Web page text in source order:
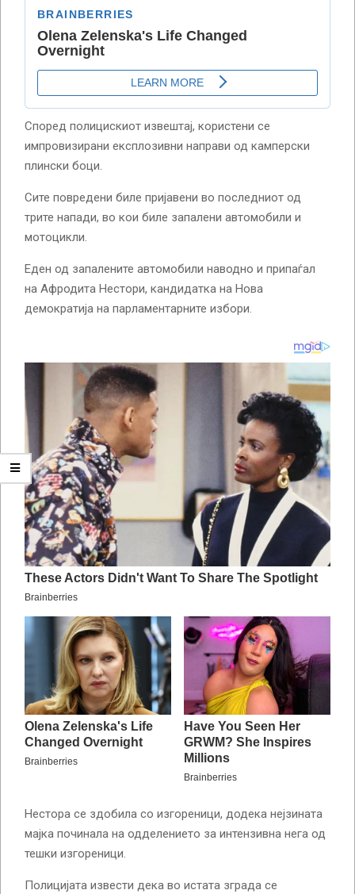
Според полицискиот извештај, користени се
импровизирани експлозивни направи од камперски
плински боци.
Сите повредени биле пријавени во последниот од
трите напади, во кои биле запалени автомобили и
мотоцикли.
Еден од запалените автомобили наводно и припаѓал
на Афродита Нестори, кандидатка на Нова
демократија на парламентарните избори.
Нестора се здобила со изгореници, додека нејзината
мајка починала на одделението за интензивна нега од
тешки изгореници.
Полицијата извести дека во истата зграда се